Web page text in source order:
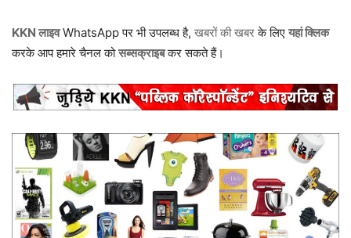
KKN लाइवWhatsApp पर भी उपलब्ध है, खबरों की खबरके लिए यहां क्लिक
करके आप हमारे चैनल कोसब्सक्राइबकर सकते हैं।